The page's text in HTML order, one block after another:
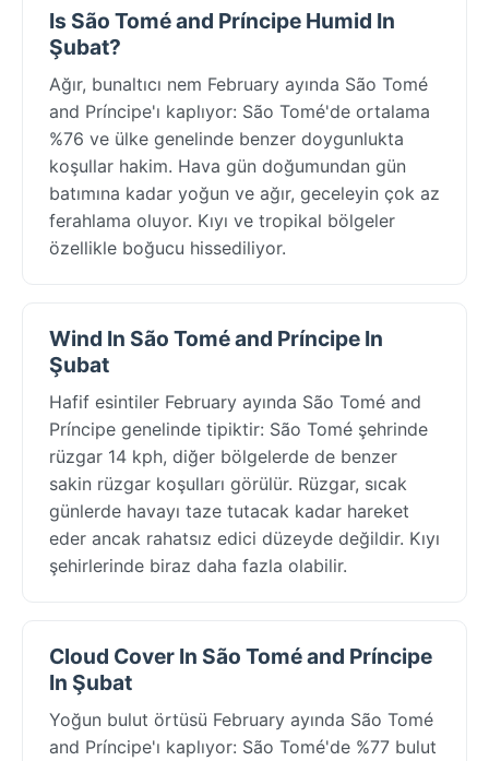
Is São Tomé and Príncipe Humid In
Şubat?
Ağır, bunaltıcı nem February ayında São Tomé
and Príncipe'ı kaplıyor: São Tomé'de ortalama
%76 ve ülke genelinde benzer doygunlukta
koşullar hakim. Hava gün doğumundan gün
batımına kadar yoğun ve ağır, geceleyin çok az
ferahlama oluyor. Kıyı ve tropikal bölgeler
özellikle boğucu hissediliyor.
Wind In São Tomé and Príncipe In
Şubat
Hafif esintiler February ayında São Tomé and
Príncipe genelinde tipiktir: São Tomé şehrinde
rüzgar 14 kph, diğer bölgelerde de benzer
sakin rüzgar koşulları görülür. Rüzgar, sıcak
günlerde havayı taze tutacak kadar hareket
eder ancak rahatsız edici düzeyde değildir. Kıyı
şehirlerinde biraz daha fazla olabilir.
Cloud Cover In São Tomé and Príncipe
In Şubat
Yoğun bulut örtüsü February ayında São Tomé
and Príncipe'ı kaplıyor: São Tomé'de %77 bulut